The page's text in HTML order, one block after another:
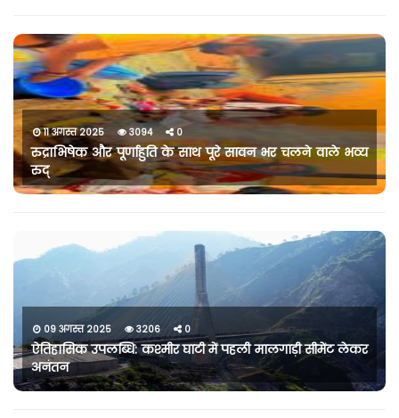
11 अगस्त 2025 3094 0
रुद्राभिषेक और पूर्णाहुति के साथ पूरे सावन भर चलने वाले भव्य
रुद्
09 अगस्त 2025 3206 0
ऐतिहासिक उपलब्धि: कश्मीर घाटी में पहली मालगाड़ी सीमेंट लेकर
अनंतन